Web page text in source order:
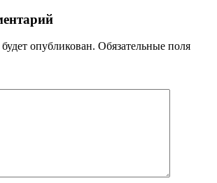
опубликован. Обязательные поля